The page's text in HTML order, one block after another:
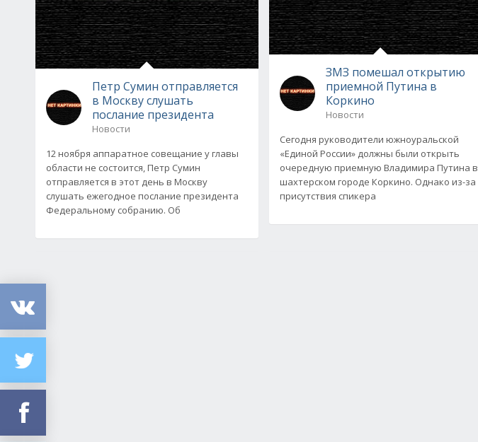
Петр Сумин отправляется
в Москву слушать
послание президента
Новости
12 ноября аппаратное совещание у главы
области не состоится, Петр Сумин
отправляется в этот день в Москву
слушать ежегодное послание президента
Федеральному собранию. Об
ЗМЗ помешал открытию
приемной Путина в
Коркино
Новости
Сегодня руководители южноуральской
«Единой России» должны были открыть
очередную приемную Владимира Путина в
шахтерском городе Коркино. Однако из-за
присутствия спикера